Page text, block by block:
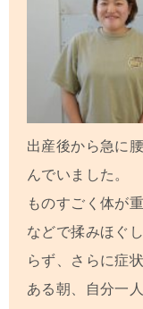
出産後から急に
んでいました。
ものすごく体が
などで揉みほぐ
らず、さらに症
ある朝、自分一